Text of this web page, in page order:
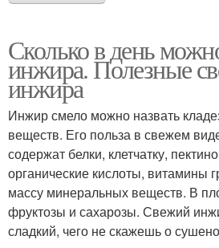
Сколько в день
инжира. Полезные
инжира
Инжир смело можно назвать
веществ. Его польза в свежем
содержат белки, клетчатку,
органические кислоты, витамины
массу минеральных веществ. В
фруктозы и сахарозы. Свежий
сладкий, чего не скажешь о